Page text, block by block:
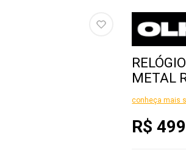
METAL
conheça mais
R$